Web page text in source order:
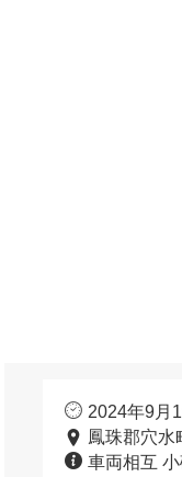
2024年9月
鳳珠郡穴水
車両相互